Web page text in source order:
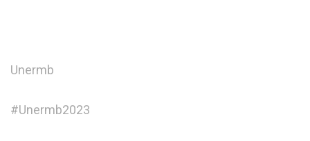
Unermb
#Unermb2023